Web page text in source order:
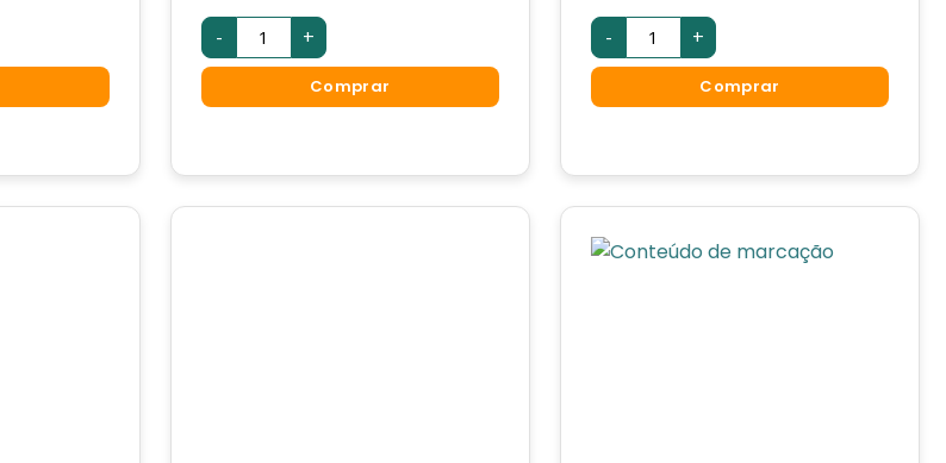
- Adocante
Assugrin
(1X100ML)
quantidade
+
Comprar
- Adocante
Svili
Stevia
(1X90ML)
+
Comprar